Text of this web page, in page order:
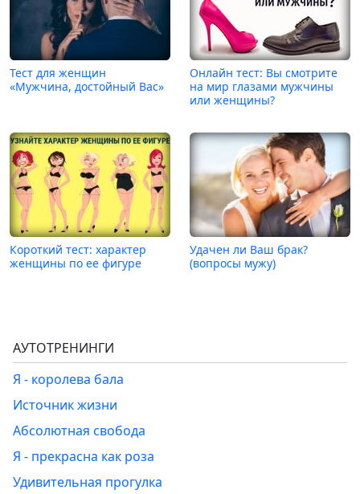
Тест для женщин
«Мужчина, достойный Вас»
Онлайн тест: Вы смотрите
на мир глазами мужчины
или женщины?
Короткий тест: характер
женщины по ее фигуре
Удачен ли Ваш брак?
(вопросы мужу)
АУТОТРЕНИНГИ
Я - королева бала
Источник жизни
Абсолютная свобода
Я - прекрасна как роза
Удивительная прогулка